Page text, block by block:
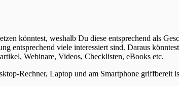
könntest, weshalb Du diese entsprechend als
entsprechend viele interessiert sind. Daraus
Webinare, Videos, Checklisten, eBooks etc.
Rechner, Laptop und am Smartphone griffbereit